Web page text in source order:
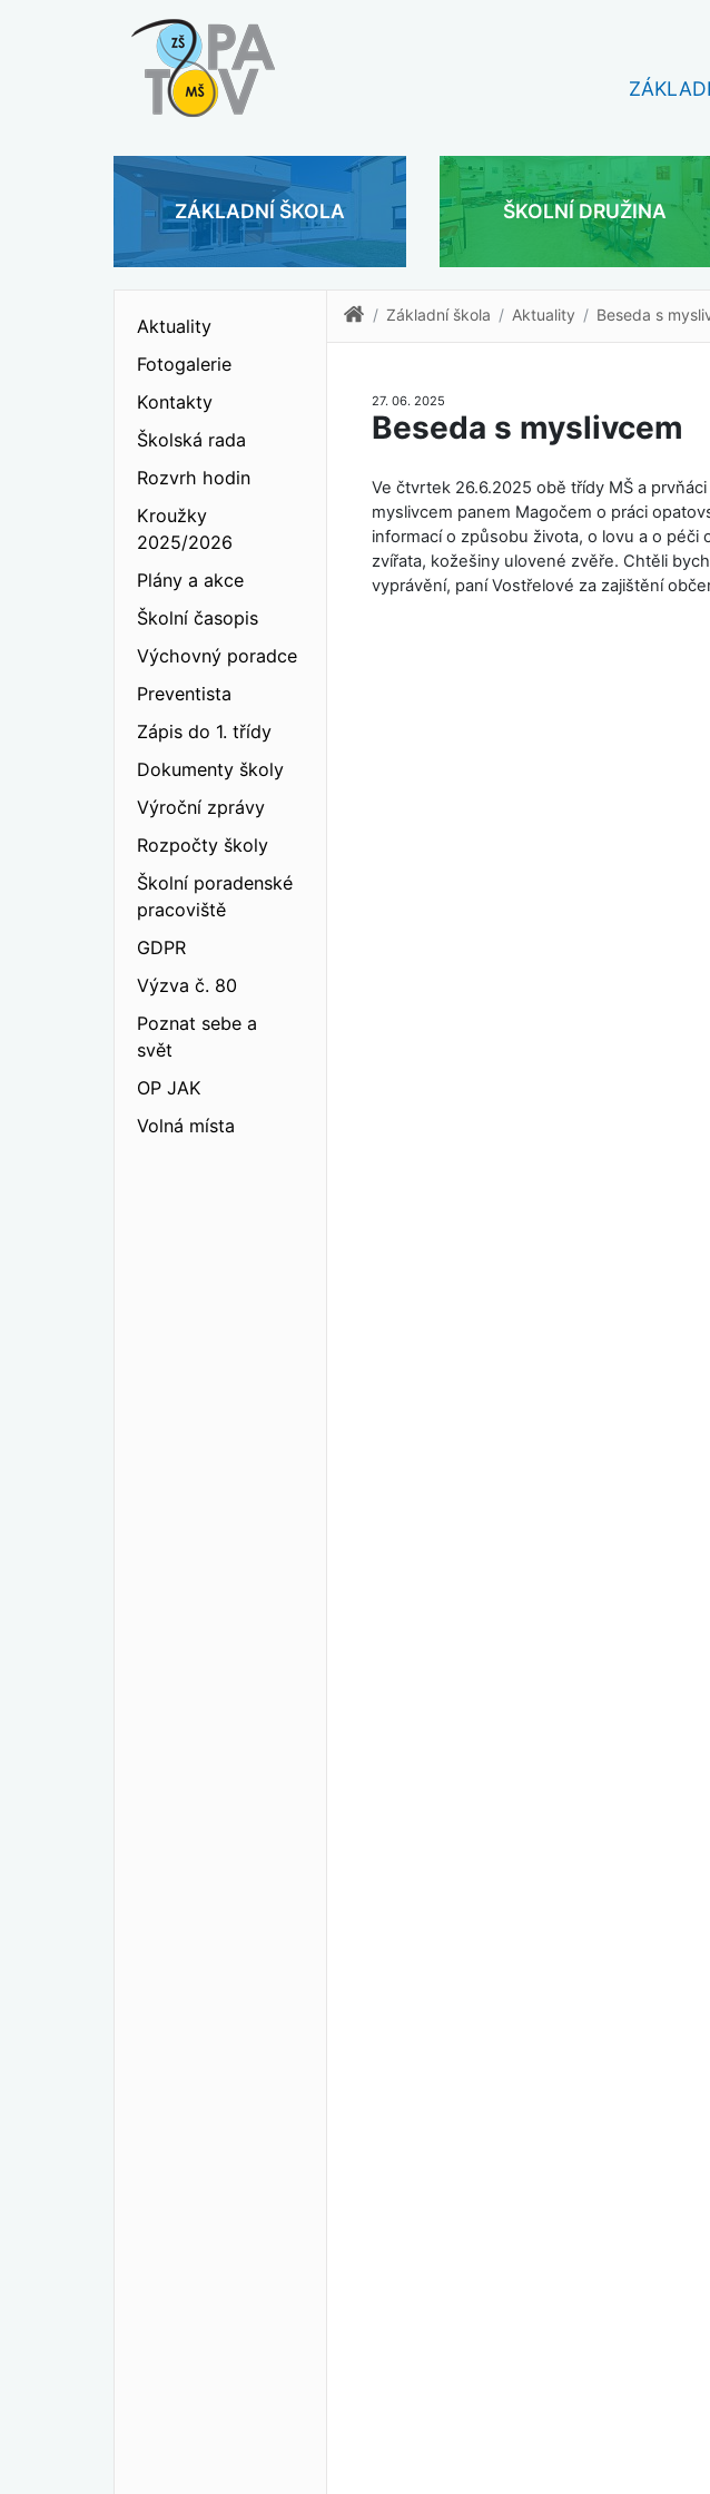
ZÁKLADNÍ ŠKOLA ŠKOLNÍ DRUŽINA
Aktuality
Fotogalerie
Kontakty
Školská rada
Rozvrh hodin
Kroužky
2025/2026
Plány a akce
Školní časopis
Výchovný poradce
Preventista
Zápis do 1. třídy
Dokumenty školy
Výroční zprávy
Rozpočty školy
Školní poradenské
pracoviště
GDPR
Výzva č. 80
Poznat sebe a
svět
OP JAK
Volná místa
Základní škola Aktuality Beseda s
27. 06. 2025
Beseda s myslivcem
Ve čtvrtek 26.6.2025 obě třídy MŠ a
myslivcem panem Magočem o práci
informací o způsobu života, o lovu a o péči
zvířata, kožešiny ulovené zvěře. Chtěli
vyprávění, paní Vostřelové za zajištění